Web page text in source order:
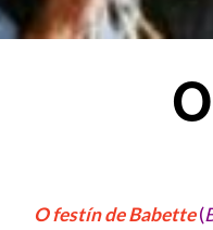
O festín de Babette(